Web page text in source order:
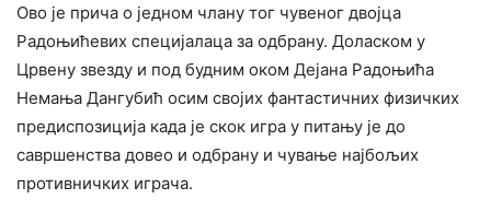
Ово је прича о једном члану тог чувеног двојца
Радоњићевих специјалаца за одбрану. Доласком у
Црвену звезду и под будним оком Дејана Радоњића
Немања Дангубић осим својих фантастичних физичких
предиспозиција када је скок игра у питању је до
савршенства довео и одбрану и чување најбољих
противничких играча.